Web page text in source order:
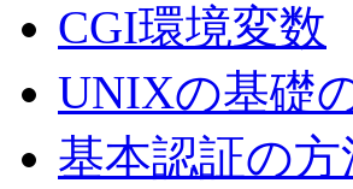
CGI環境変数
UNIXの基礎
基本認証の方